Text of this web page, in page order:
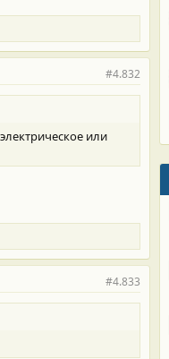
#4.832
или
#4.833